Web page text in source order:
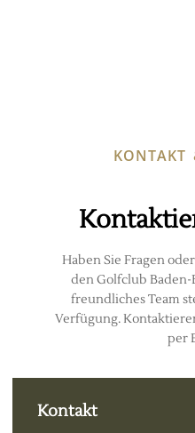
KONTAKT
Haben Sie Fragen
den Golfclub
freundliches Team
Verfügung.
per
Kontakt